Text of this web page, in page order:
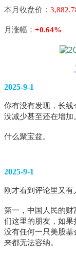
本月收盘价：
月涨幅： +0.64%
2025-9-1
你有没有发现，长
没减少甚至还在增加。
什么聚宝盆。
2025-9-1
刚才看到评论里又有
第一，中国人民的
们这里的朋友，如
没有任何一只美股
来都无法容纳。